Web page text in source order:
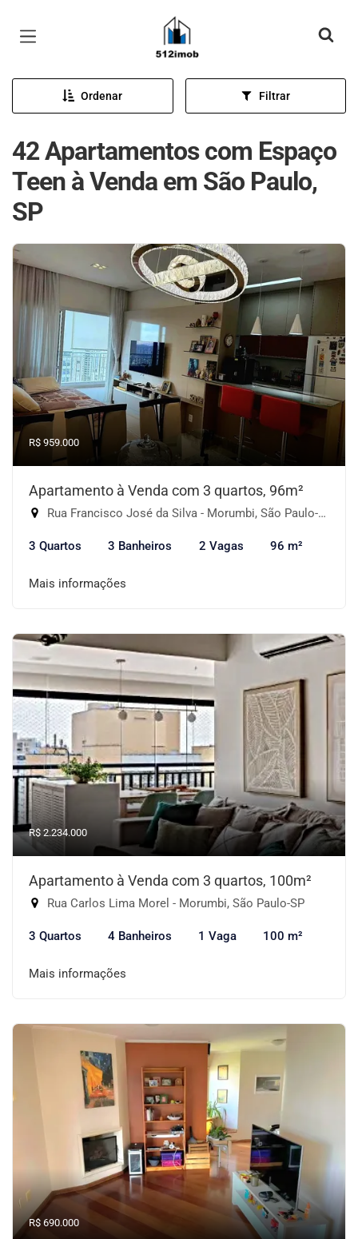
Página inicial
Ordenar Filtrar
42 Apartamentos com Espaço
Teen à Venda em São Paulo,
SP
R$ 959.000
Apartamento à Venda com 3 quartos, 96m²
Rua Francisco José da Silva - Morumbi, São Paulo-SP
3 Quartos 3 Banheiros 2 Vagas 96 m²
Mais informações
R$ 2.234.000
Apartamento à Venda com 3 quartos, 100m²
Rua Carlos Lima Morel - Morumbi, São Paulo-SP
3 Quartos 4 Banheiros 1 Vaga 100 m²
Mais informações
R$ 690.000